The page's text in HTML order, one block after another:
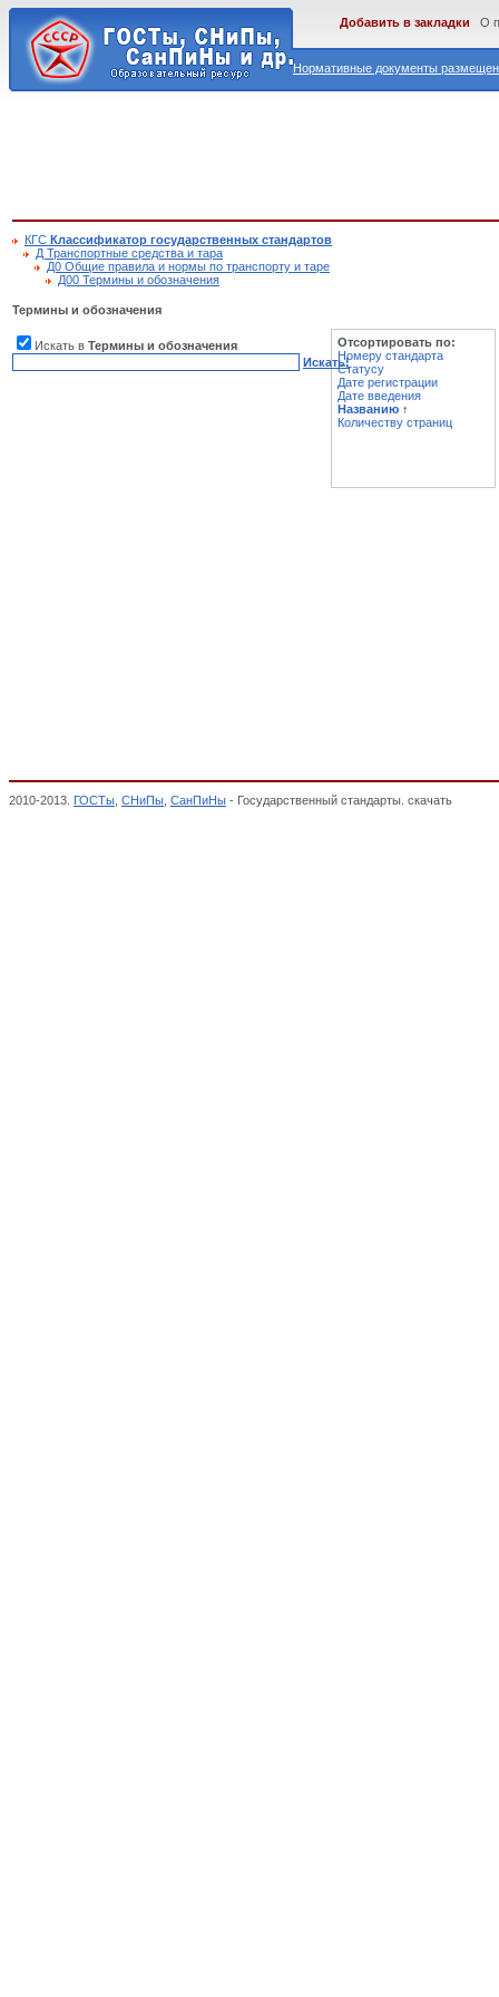
Нормативные документы
Добавить в закладки О
КГС Классификатор государственных стандартов
Д Транспортные средства и тара
Д0 Общие правила и нормы по транспорту и таре
Д00 Термины и обозначения
Термины и обозначения
Искать в Термины и обозначения
Искать!
Отсортировать по:
Номеру стандарта
Статусу
Дате регистрации
Дате введения
Названию ↑
Количеству страниц
2010-2013. ГОСТы СНиПы СанПиНы - Государственный стандарты. скачать